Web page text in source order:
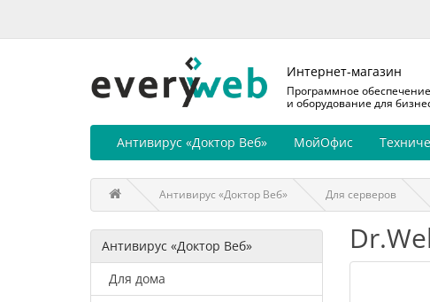
Интернет-магазин
Программное обеспечение
и оборудование для
Антивирус «Доктор Веб» МойОфис
Антивирус «Доктор Веб» Для серверов
Антивирус «Доктор Веб»
Для дома